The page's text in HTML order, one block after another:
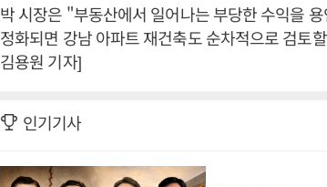
박 시장은 "부동산에서 일어나는 부당한 수익을
정화되면 강남 아파트 재건축도 순차적으로 검토
김용원 기자]
인기기사